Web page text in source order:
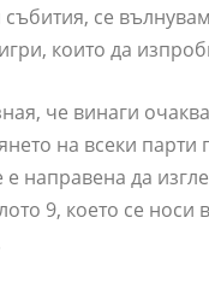
събития, се
които да
че винаги
на всеки парти
е направена да
9, което се носи